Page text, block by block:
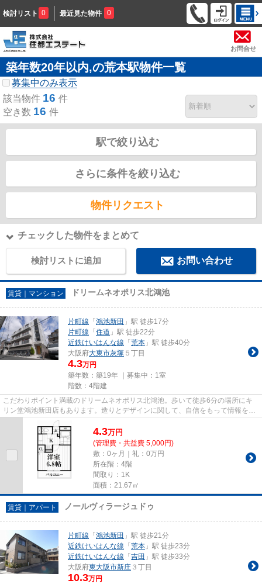
検討リスト 0 最近見た物件 0
お問合せ
築年数20年以内,の荒本駅物件一覧
募集中のみ表示
該当物件 16 件
空き数 16 件
駅で絞り込む
さらに条件を絞り込む
物件リクエスト
チェックした物件をまとめて
検討リストに追加 お問い合わせ
賃貸｜マンション ドリームネオポリス北鴻池
片町線 「 鴻池新田 」駅 徒歩17分
片町線 「 住道 」駅 徒歩22分
近鉄けいはんな線 「 荒本 」駅 徒歩40分
大阪府大東市灰塚 ５丁目
4.3万円
築年数：築19年 ｜募集中： 1室
階数：4階建
こだわりポイント満載のドリームネオポリス北鴻池。歩いて徒歩6分の場所にキ
リン堂鴻池新田店もあります。造りとデザインに関して、自信をもって情報を提
供できるマンションです。2駅...
4.3万円
(管理費・共益費 5,000円)
敷：0ヶ月｜礼：0万円
所在階：4階
間取り：1K
面積：21.67㎡
賃貸｜アパート ノールヴィラージュドゥ
片町線 「 鴻池新田 」駅 徒歩21分
近鉄けいはんな線 「 荒本 」駅 徒歩23分
近鉄けいはんな線 「 吉田 」駅 徒歩33分
大阪府東大阪市新庄 ３丁目
10.3万円